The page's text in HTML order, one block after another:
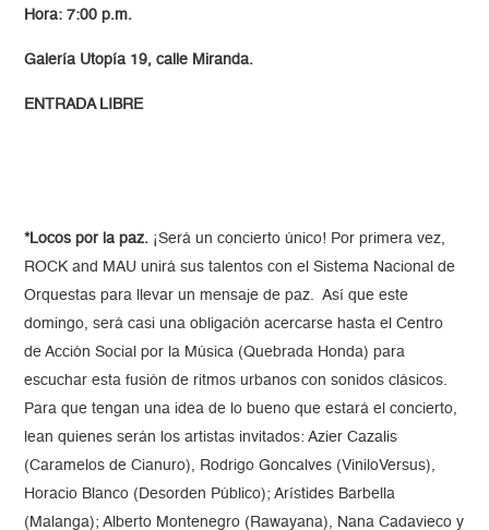
Hora: 7:00 p.m.
Galería Utopía 19, calle Miranda.
ENTRADA LIBRE
*Locos por la paz. ¡Será un concierto único! Por primera vez,
ROCK and MAU unirá sus talentos con el Sistema Nacional de
Orquestas para llevar un mensaje de paz. Así que este
domingo, será casi una obligación acercarse hasta el Centro
de Acción Social por la Música (Quebrada Honda) para
escuchar esta fusión de ritmos urbanos con sonidos clásicos.
Para que tengan una idea de lo bueno que estará el concierto,
lean quienes serán los artistas invitados: Azier Cazalis
(Caramelos de Cianuro), Rodrigo Goncalves (ViniloVersus),
Horacio Blanco (Desorden Público); Arístides Barbella
(Malanga); Alberto Montenegro (Rawayana), Nana Cadavieco y